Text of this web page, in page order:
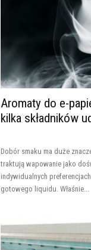
Aromaty do e-
kilka składników
Dobór smaku ma duże
traktują wapowanie jako
indywidualnych
gotowego liquidu. Właśnie...